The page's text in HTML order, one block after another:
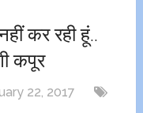
कर रही हूं..
कपूर
22, 2017